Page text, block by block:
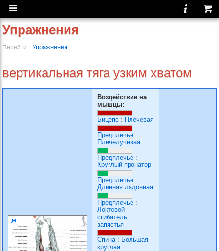
Упражнения
Перейти: Упражнения
вертикальная тяга узким хватом
Воздействие на
мышцы:
Бицепс : Плечевая
Предплечье :
Плечелучевая
Предплечье :
Круглый пронатор
Предплечье :
Длинная ладонная
Предплечье :
Локтевой
сгибатель
запястья
Спина: Большая
круглая